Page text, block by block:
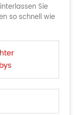
Sie
so schnell wie